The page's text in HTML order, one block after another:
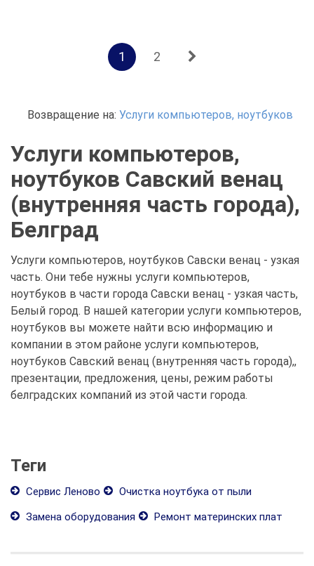
1 2
Возвращение на: Услуги компьютеров, ноутбуков
Услуги компьютеров,
ноутбуков Савский венац
(внутренняя часть города),
Белград
Услуги компьютеров, ноутбуков Савски венац - узкая
часть. Они тебе нужны услуги компьютеров,
ноутбуков в части города Савски венац - узкая часть,
Белый город. В нашей категории услуги компьютеров,
ноутбуков вы можете найти всю информацию и
компании в этом районе услуги компьютеров,
ноутбуков Савский венац (внутренняя часть города),,
презентации, предложения, цены, режим работы
белградских компаний из этой части города.
Теги
Сервис Леново
Очистка ноутбука от пыли
Замена оборудования
Ремонт материнских плат